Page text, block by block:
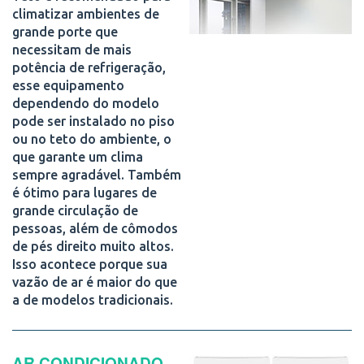
climatizar ambientes de
grande porte que
necessitam de mais
potência de refrigeração,
esse equipamento
dependendo do modelo
pode ser instalado no piso
ou no teto do ambiente, o
que garante um clima
sempre agradável. Também
é ótimo para lugares de
grande circulação de
pessoas, além de cômodos
de pés direito muito altos.
Isso acontece porque sua
vazão de ar é maior do que
a de modelos tradicionais.